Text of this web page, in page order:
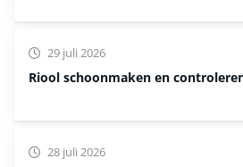
Riool schoonmaken en
29 juli 2026
28 juli 2026